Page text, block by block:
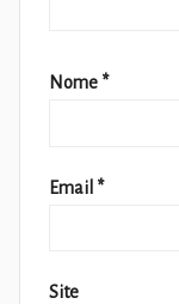
Nome *
Email *
Site